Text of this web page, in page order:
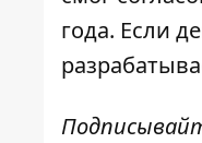
года. Если